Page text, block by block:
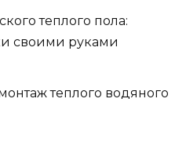
теплого пола:
своими руками
теплого водяного